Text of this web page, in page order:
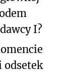
I?
odsetek